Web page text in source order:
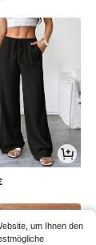
um Ihnen den